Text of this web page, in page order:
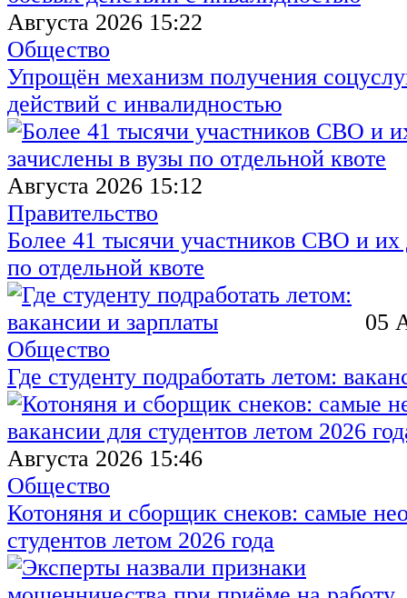
Августа 2026 15:22
Общество
Упрощён механизм получения
действий с инвалидностью
Августа 2026 15:12
Правительство
Более 41 тысячи участников СВО и их
по отдельной квоте
05
Общество
Где студенту подработать летом:
Августа 2026 15:46
Общество
Котоняня и сборщик снеков: самые
студентов летом 2026 года